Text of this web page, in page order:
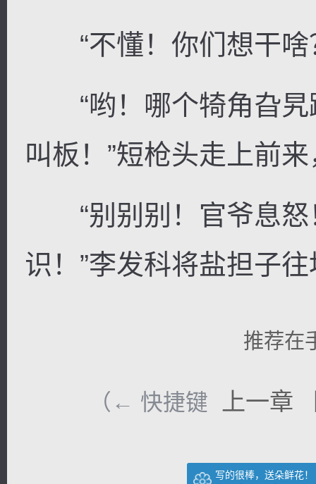
“不懂！你们想干啥
“哟！哪个犄角旮旯
叫板！”短枪头走上前
“别别别！官爷息怒
识！”李发科将盐担子
推荐在
（← 快捷键 上一章
写的很棒，送朵鲜花！